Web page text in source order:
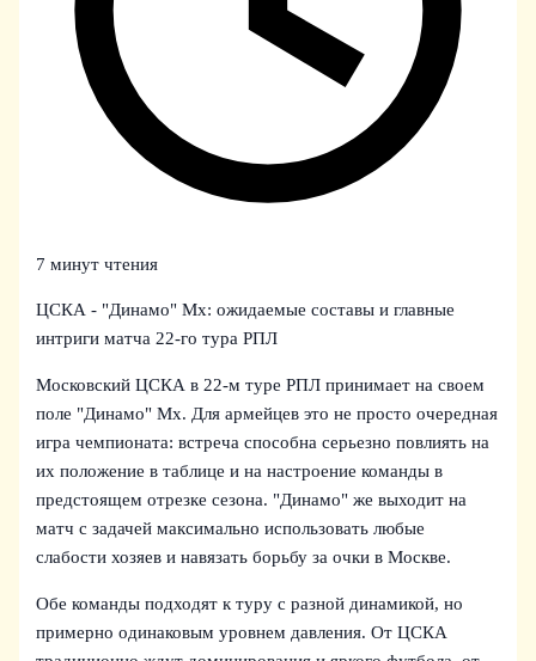
7 минут чтения
ЦСКА - "Динамо" Мх: ожидаемые составы и главные
интриги матча 22-го тура РПЛ
Московский ЦСКА в 22‑м туре РПЛ принимает на своем
поле "Динамо" Мх. Для армейцев это не просто очередная
игра чемпионата: встреча способна серьезно повлиять на
их положение в таблице и на настроение команды в
предстоящем отрезке сезона. "Динамо" же выходит на
матч с задачей максимально использовать любые
слабости хозяев и навязать борьбу за очки в Москве.
Обе команды подходят к туру с разной динамикой, но
примерно одинаковым уровнем давления. От ЦСКА